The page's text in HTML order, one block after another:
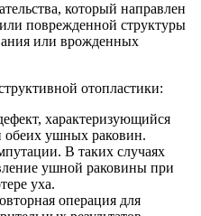
который направлен
поврежденной структуры
или врожденных
отопластики:
характеризующийся
обеих ушных раковин.
В таких случаях
ушной раковины при
уха.
операция для